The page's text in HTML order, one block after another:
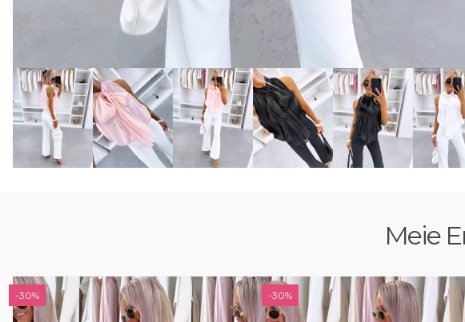
Meie
-30% -30%